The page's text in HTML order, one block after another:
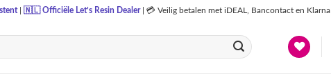
🇳🇱Officiële Let’s Resin Dealer 💳 Veilig betalen met iDEAL, Bancontact en Klarna